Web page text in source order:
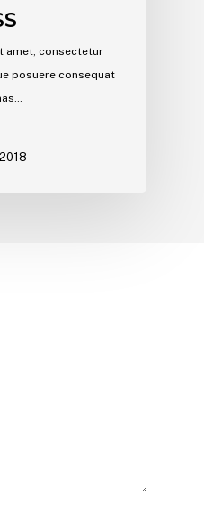
amet, consectetur
posuere consequat